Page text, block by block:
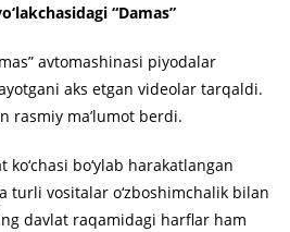
“Damas”
avtomashinasi piyodalar
aks etgan videolar tarqaldi.
rasmiy ma’lumot berdi.
bo‘ylab harakatlangan
turli vositalar o‘zboshimchalik bilan
davlat raqamidagi harflar ham